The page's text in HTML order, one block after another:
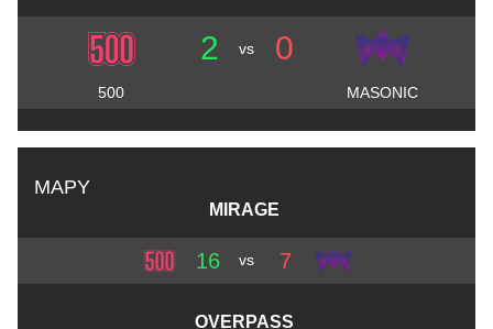
2 vs 0
500 MASONIC
MAPY
MIRAGE
16 vs 7
OVERPASS